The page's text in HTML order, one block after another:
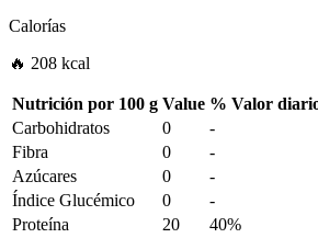
Calorías
🔥 208 kcal
Nutrición por 100 g Value % Valor
Carbohidratos
0
-
Fibra
0
-
Azúcares
0
-
Índice Glucémico
0
-
Proteína
20
40%